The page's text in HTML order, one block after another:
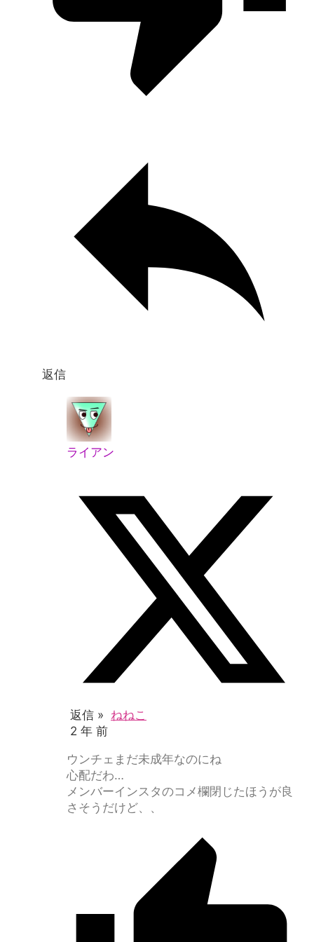
返信
ライアン
返信 » ねねこ
2 年 前
ウンチェまだ未成年なのにね
心配だわ…
メンバーインスタのコメ欄閉じたほうが良
さそうだけど、、